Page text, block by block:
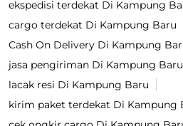
ekspedisi terdekat Di Kampung
cargo terdekat Di Kampung Baru
Cash On Delivery Di Kampung
jasa pengiriman Di Kampung Baru
lacak resi Di Kampung Baru
kirim paket terdekat Di Kampung